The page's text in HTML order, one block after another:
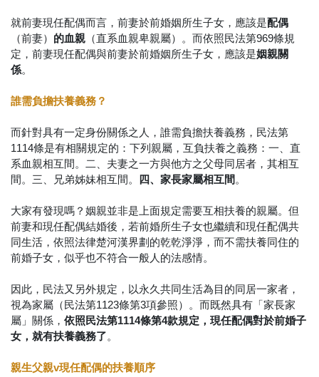
就前妻現任配偶而言，前妻於前婚姻所生子女，應該是配偶
（前妻） 的血親 （直系血親卑親屬）。而依照民法第969條規
定，前妻現任配偶與前妻於前婚姻所生子女，應該是姻親關
係。
誰需負擔扶養義務？
而針對具有一定身份關係之人，誰需負擔扶養義務，民法第
1114條是有相關規定的：下列親屬，互負扶養之義務：一、直
系血親相互間。二、夫妻之一方與他方之父母同居者，其相互
間。三、兄弟姊妹相互間。
四、家長家屬相互間 。
大家有發現嗎？姻親並非是上面規定需要互相扶養的親屬。但
前妻和現任配偶結婚後，若前婚所生子女也繼續和現任配偶共
同生活，依照法律楚河漢界劃的乾乾淨淨，而不需扶養同住的
前婚子女，似乎也不符合一般人的法感情。
因此，民法又另外規定，以永久共同生活為目的同居一家者，
視為家屬（民法第1123條第3項參照）。而既然具有「家長家
屬」關係， 依照民法第1114條第4款規定，現任配偶對於前婚子
女，就有扶養義務了。
親生父親v現任配偶的扶養順序